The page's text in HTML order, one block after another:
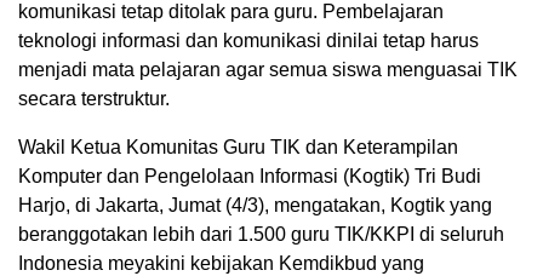
komunikasi tetap ditolak para guru. Pembelajaran
teknologi informasi dan komunikasi dinilai tetap harus
menjadi mata pelajaran agar semua siswa menguasai TIK
secara terstruktur.
Wakil Ketua Komunitas Guru TIK dan Keterampilan
Komputer dan Pengelolaan Informasi (Kogtik) Tri Budi
Harjo, di Jakarta, Jumat (4/3), mengatakan, Kogtik yang
beranggotakan lebih dari 1.500 guru TIK/KKPI di seluruh
Indonesia meyakini kebijakan Kemdikbud yang